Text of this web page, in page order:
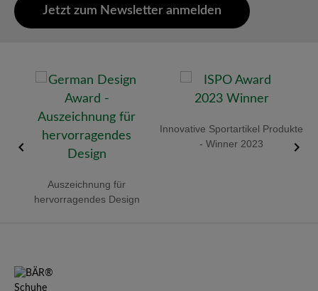
Jetzt zum Newsletter anmelden
Auszeichnung für
hervorragendes Design
Innovative Sportartikel Produkte
- Winner 2023